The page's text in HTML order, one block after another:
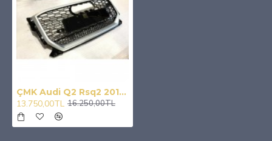
ÇMK Audi Q2 Rsq2 2016-2020 Panjur Gri
13.750,00TL 16.250,00TL